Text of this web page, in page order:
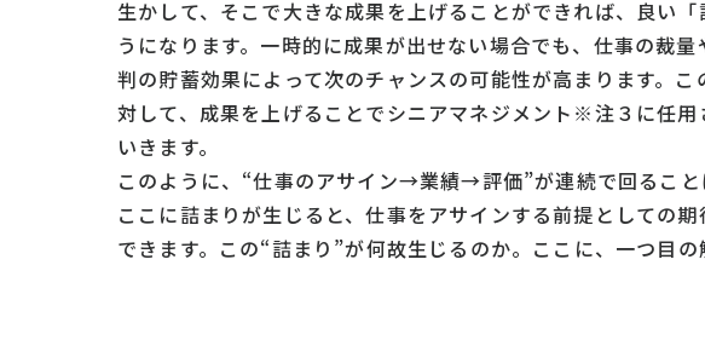
生かして、そこで大きな成果を上げることができれば、良い
うになります。一時的に成果が出せない場合でも、仕事の裁
判の貯蓄効果によって次のチャンスの可能性が高まります。
対して、成果を上げることでシニアマネジメント※注３に任
いきます。
このように、“仕事のアサイン→業績→評価”が連続で回ること
ここに詰まりが生じると、仕事をアサインする前提としての
できます。この“詰まり”が何故生じるのか。ここに、一つ目の